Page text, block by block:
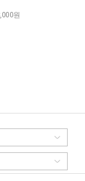
원